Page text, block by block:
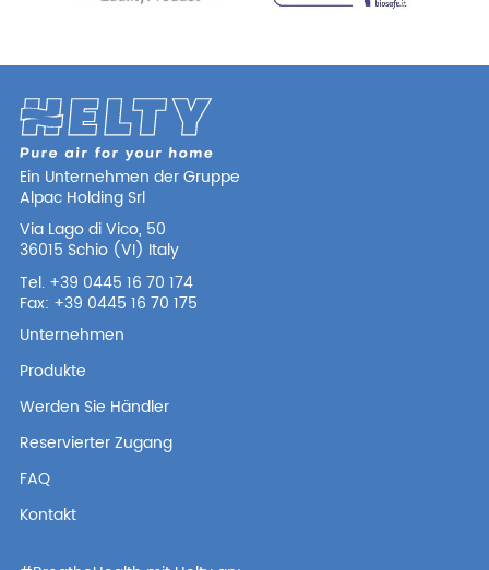
Ein Unternehmen der Gruppe
Alpac Holding Srl
Via Lago di Vico, 50
36015 Schio (VI) Italy
Tel. +39 0445 16 70 174
Fax: +39 0445 16 70 175
Unternehmen
Produkte
Werden Sie Händler
Reservierter Zugang
FAQ
Kontakt